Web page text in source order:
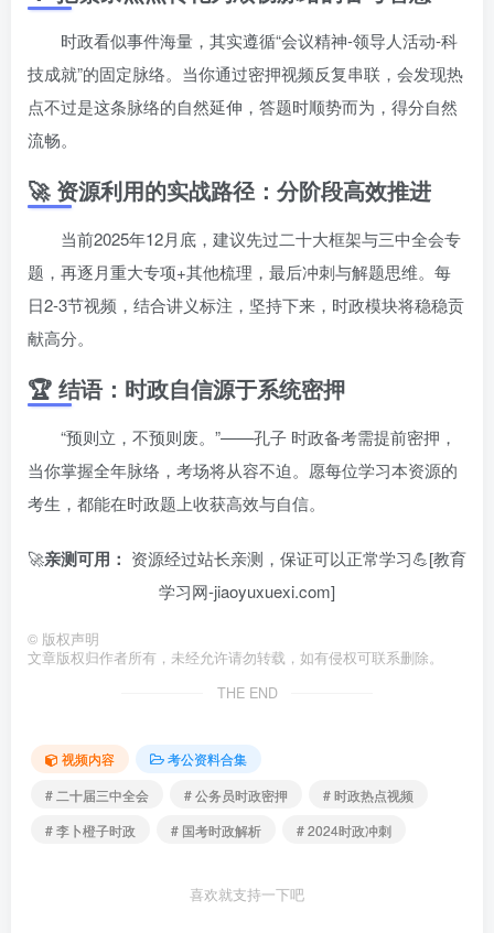
时政看似事件海量，其实遵循“会议精神-领导人活动-科
技成就”的固定脉络。当你通过密押视频反复串联，会发现热
点不过是这条脉络的自然延伸，答题时顺势而为，得分自然
流畅。
🚀 资源利用的实战路径：分阶段高效推进
当前2025年12月底，建议先过二十大框架与三中全会专
题，再逐月重大专项+其他梳理，最后冲刺与解题思维。每
日2-3节视频，结合讲义标注，坚持下来，时政模块将稳稳贡
献高分。
🏆 结语：时政自信源于系统密押
“预则立，不预则废。”——孔子 时政备考需提前密押，
当你掌握全年脉络，考场将从容不迫。愿每位学习本资源的
考生，都能在时政题上收获高效与自信。
🚀亲测可用： 资源经过站长亲测，保证可以正常学习💪[教育
学习网-jiaoyuxuexi.com]
© 版权声明
文章版权归作者所有，未经允许请勿转载，如有侵权可联系删除。
THE END
视频内容
考公资料合集
# 二十届三中全会
# 公务员时政密押
# 时政热点视频
# 李卜橙子时政
# 国考时政解析 # 2024时政冲刺
喜欢就支持一下吧